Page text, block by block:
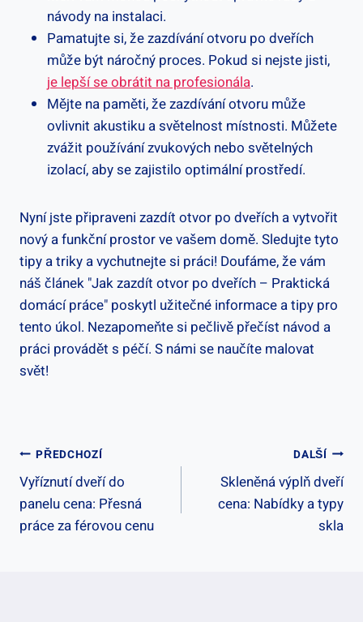
návody‌ na instalaci.
Pamatujte ⁢si, že zazdívání‍ otvoru po dveřích
může být náročný proces. Pokud si nejste jisti, ⁣
je lepší se obrátit na ⁤profesionála.
Mějte na paměti, že zazdívání ‌otvoru může
ovlivnit akustiku a​ světelnost ⁣místnosti. Můžete
zvážit používání ⁢zvukových⁢ nebo světelných
izolací, aby ‌se zajistilo optimální prostředí.
Nyní jste připraveni zazdít otvor ‌po dveřích a ⁣vytvořit
nový a funkční prostor ve⁣ vašem domě. Sledujte tyto
tipy a triky a ⁢vychutnejte si ​práci! Doufáme, že⁤ vám⁤
náš článek "Jak zazdít ​otvor ‌po dveřích⁤ – Praktická
domácí práce" poskytl užitečné informace ⁣a tipy pro​
tento úkol. ⁣Nezapomeňte si pečlivě přečíst ⁢návod a
práci ⁣provádět s péčí. ‍S námi se​ naučíte malovat‍
svět! ⁢
Navigace
Pro
Příspěvek
PŘEDCHOZÍ
Vyříznutí dveří do
panelu cena: Přesná
práce za férovou cenu
DALŠÍ
Skleněná výplň dveří
cena: Nabídky a typy
skla